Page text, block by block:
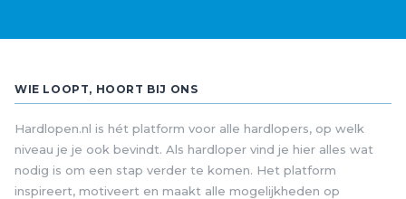
WIE LOOPT, HOORT BIJ ONS
Hardlopen.nl is hét platform voor alle hardlopers, op welk
niveau je je ook bevindt. Als hardloper vind je hier alles wat
nodig is om een stap verder te komen. Het platform
inspireert, motiveert en maakt alle mogelijkheden op